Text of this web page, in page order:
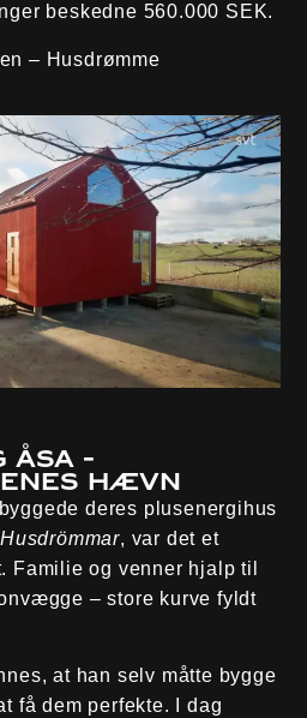
beskedne 560.000 SEK.
– Husdrømme
Åsa -
hævn
deres plusenergihus
Husdrömmar, var det et
Familie og venner hjalp til
– store kurve fyldt
at han selv måtte bygge
få dem perfekte. I dag